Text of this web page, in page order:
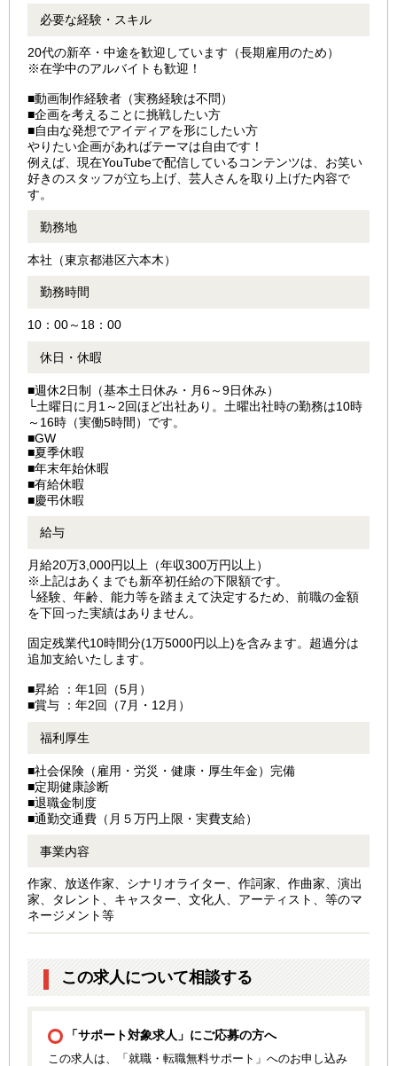
必要な経験・スキル
20代の新卒・中途を歓迎しています（長期雇用のため）
※在学中のアルバイトも歓迎！
■動画制作経験者（実務経験は不問）
■企画を考えることに挑戦したい方
■自由な発想でアイディアを形にしたい方
やりたい企画があればテーマは自由です！
例えば、現在YouTubeで配信しているコンテンツは、お笑い
好きのスタッフが立ち上げ、芸人さんを取り上げた内容で
す。
勤務地
本社（東京都港区六本木）
勤務時間
10：00～18：00
休日・休暇
■週休2日制（基本土日休み・月6～9日休み）
└土曜日に月1～2回ほど出社あり。土曜出社時の勤務は10時
～16時（実働5時間）です。
■GW
■夏季休暇
■年末年始休暇
■有給休暇
■慶弔休暇
給与
月給20万3,000円以上（年収300万円以上）
※上記はあくまでも新卒初任給の下限額です。
└経験、年齢、能力等を踏まえて決定するため、前職の金額
を下回った実績はありません。
固定残業代10時間分(1万5000円以上)を含みます。超過分は
追加支給いたします。
■昇給 ：年1回（5月）
■賞与 ：年2回（7月・12月）
福利厚生
■社会保険（雇用・労災・健康・厚生年金）完備
■定期健康診断
■退職金制度
■通勤交通費（月５万円上限・実費支給）
事業内容
作家、放送作家、シナリオライター、作詞家、作曲家、演出
家、タレント、キャスター、文化人、アーティスト、等のマ
ネージメント等
この求人について相談する
「サポート対象求人」にご応募の方へ
この求人は、「就職・転職無料サポート」へのお申し込み